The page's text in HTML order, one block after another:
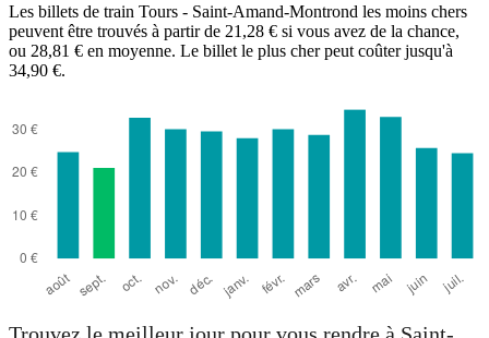
Les billets de train Tours - Saint-Amand-Montrond les moins chers
peuvent être trouvés à partir de 21,28 € si vous avez de la chance,
ou 28,81 € en moyenne. Le billet le plus cher peut coûter jusqu'à
34,90 €.